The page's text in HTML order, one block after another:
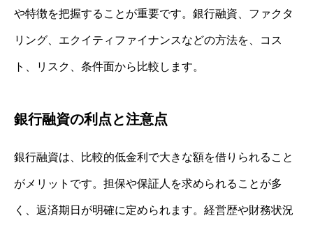
や特徴を把握することが重要です。銀行融資、ファクタ
リング、エクイティファイナンスなどの方法を、コス
ト、リスク、条件面から比較します。
銀行融資の利点と注意点
銀行融資は、比較的低金利で大きな額を借りられること
がメリットです。担保や保証人を求められることが多
く、返済期日が明確に定められます。経営歴や財務状況